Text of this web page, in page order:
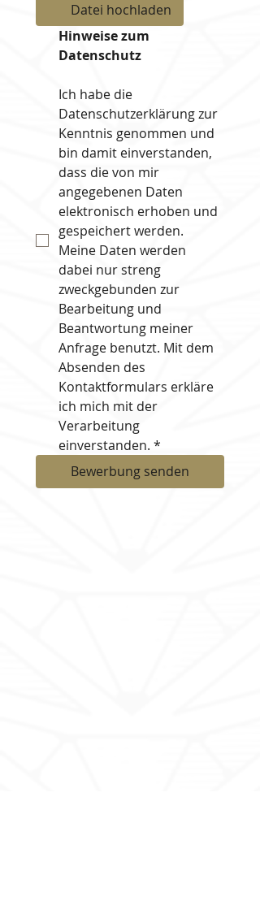
Datei hochladen
Hinweise zum
Datenschutz
Ich habe die
Datenschutzerklärung zur
Kenntnis genommen und
bin damit einverstanden,
dass die von mir
angegebenen Daten
elektronisch erhoben und
gespeichert werden.
Meine Daten werden
dabei nur streng
zweckgebunden zur
Bearbeitung und
Beantwortung meiner
Anfrage benutzt. Mit dem
Absenden des
Kontaktformulars erkläre
ich mich mit der
Verarbeitung
einverstanden. *
Bewerbung senden